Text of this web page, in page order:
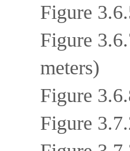
Figure
Figure
meters)
Figure
Figure